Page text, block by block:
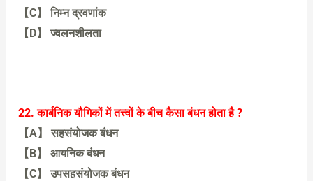
【C】 निम्न द्रवणांक
【D】 ज्वलनशीलता
22. कार्बनिक यौगिकों में तत्त्वों के बीच कैसा बंधन होता है ?
【A】 सहसंयोजक बंधन
【B】 आयनिक बंधन
【C】 उपसहसंयोजक बंधन